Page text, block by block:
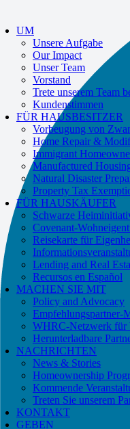
UM
Unsere Aufgabe
Our Impact
Unser Team
Vorstand
Trete unserem Team
Kundenstimmen
FÜR HAUSBESITZER
Vorbeugung von
Home Repair &
Immigrant
Manufactured
Natural Disaster
Property Tax
FÜR HAUSKÄUFER
Schwarze
Covenant-
Reisekarte für
Lending and Real
Recursos en Español
MACHEN SIE MIT
Policy and Advocacy
Empfehlungspartner-
WHRC-Netzwerk für
Herunterladbare
NACHRICHTEN
News & Stories
Homeownership
Kommende
Treten Sie unserem
KONTAKT
GEBEN